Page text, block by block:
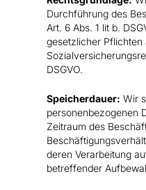
Durchführung des
Art. 6 Abs. 1 lit b.
gesetzlicher Pflichten
DSGVO.
Speicherdauer: Wir
personenbezogenen
Zeitraum des
deren Verarbeitung
betreffender